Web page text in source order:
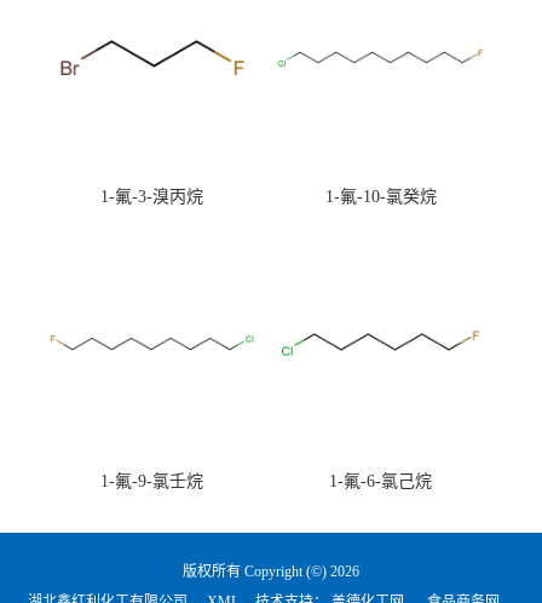
1-氟-3-溴丙烷 1-氟-10-氯癸烷
1-氟-9-氯壬烷 1-氟-6-氯己烷
版权所有 Copyright (©) 2026